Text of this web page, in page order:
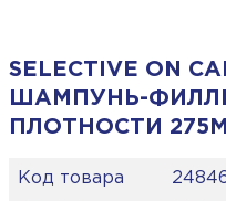
SELECTIVE ON
ШАМПУНЬ-
ПЛОТНОСТИ
Код товара